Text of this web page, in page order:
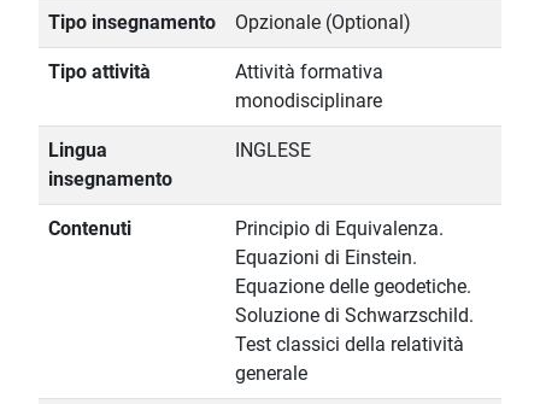
Tipo insegnamento Opzionale (Optional)
Tipo attività
Attività formativa
monodisciplinare
Lingua
insegnamento
INGLESE
Contenuti
Principio di Equivalenza.
Equazioni di Einstein.
Equazione delle geodetiche.
Soluzione di Schwarzschild.
Test classici della relatività
generale